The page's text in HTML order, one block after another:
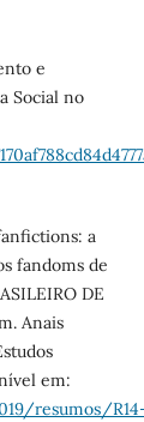
e
Social no
a
fandoms de
DE
Anais
em:
resumos/